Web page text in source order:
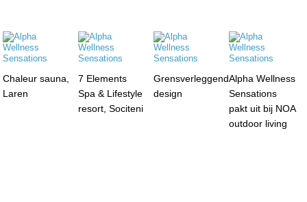
Chaleur sauna,
Laren
7 Elements
Spa & Lifestyle
resort, Sociteni
Grensverleggend
design
Alpha Wellness
Sensations
pakt uit bij NOA
outdoor living